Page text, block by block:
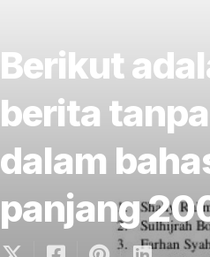
Berikut
berita
dalam
panjang